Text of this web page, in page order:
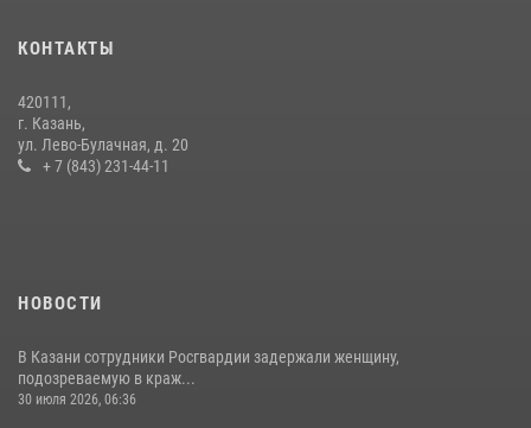
15 июля отмечается День образования подразделений связи
Росгвардии
15 июля 2026, 08:41
КОНТАКТЫ
420111,
г. Казань,
ул. Лево-Булачная, д. 20
+ 7 (843) 231-44-11
НОВОСТИ
В Казани сотрудники Росгвардии задержали женщину,
подозреваемую в краж...
30 июля 2026, 06:36